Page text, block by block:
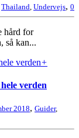
Thailand Undervejs, 0
hård for
så kan...
+
verden
2018, Guider,